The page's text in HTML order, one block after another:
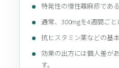
特発性の慢性蕁麻疹であ
通常、300mgを4週間ごと
抗ヒスタミン薬などの基
効果の出方には個人差が
す。